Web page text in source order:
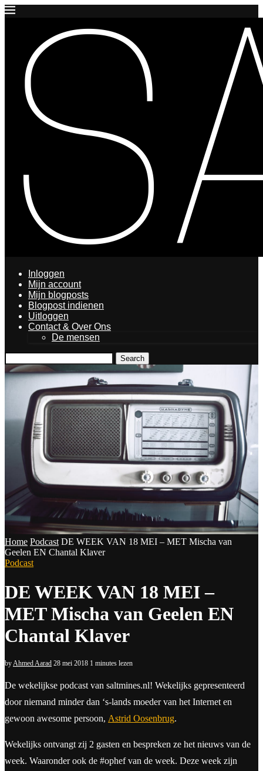
Inloggen
Mijn account
Mijn blogposts
Blogpost indienen
Uitloggen
Contact & Over Ons
De mensen
Search
Home Podcast DE WEEK VAN 18 MEI – MET Mischa van
Geelen EN Chantal Klaver
Podcast
DE WEEK VAN 18 MEI –
MET Mischa van Geelen EN
Chantal Klaver
byAhmed Aarad 28 mei 2018 1 minutes lezen
De wekelijkse podcast van saltmines.nl! Wekelijks gepresenteerd
door niemand minder dan ‘s-lands moeder van het Internet en
gewoon awesome persoon, Astrid Oosenbrug.
Wekelijks ontvangt zij 2 gasten en bespreken ze het nieuws van de
week. Waaronder ook de #ophef van de week. Deze week zijn